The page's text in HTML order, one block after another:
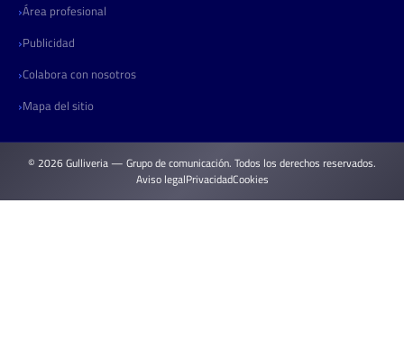
Área profesional
Publicidad
Colabora con nosotros
Mapa del sitio
© 2026 Gulliveria — Grupo de comunicación. Todos los derechos reservados.
Aviso legalPrivacidadCookies